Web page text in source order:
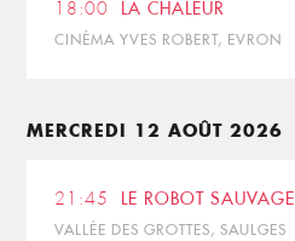
18:00 LA CHALEUR
CINÉMA YVES ROBERT, EVRON
MERCREDI 12 AOÛT 2026
21:45 LE ROBOT SAUVAGE
VALLÉE DES GROTTES, SAULGES